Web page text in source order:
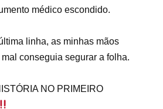
médico escondido.
linha, as minhas mãos
conseguia segurar a folha.
NO PRIMEIRO